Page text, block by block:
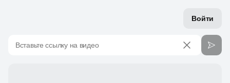
Войти
Вставьте ссылку на видео